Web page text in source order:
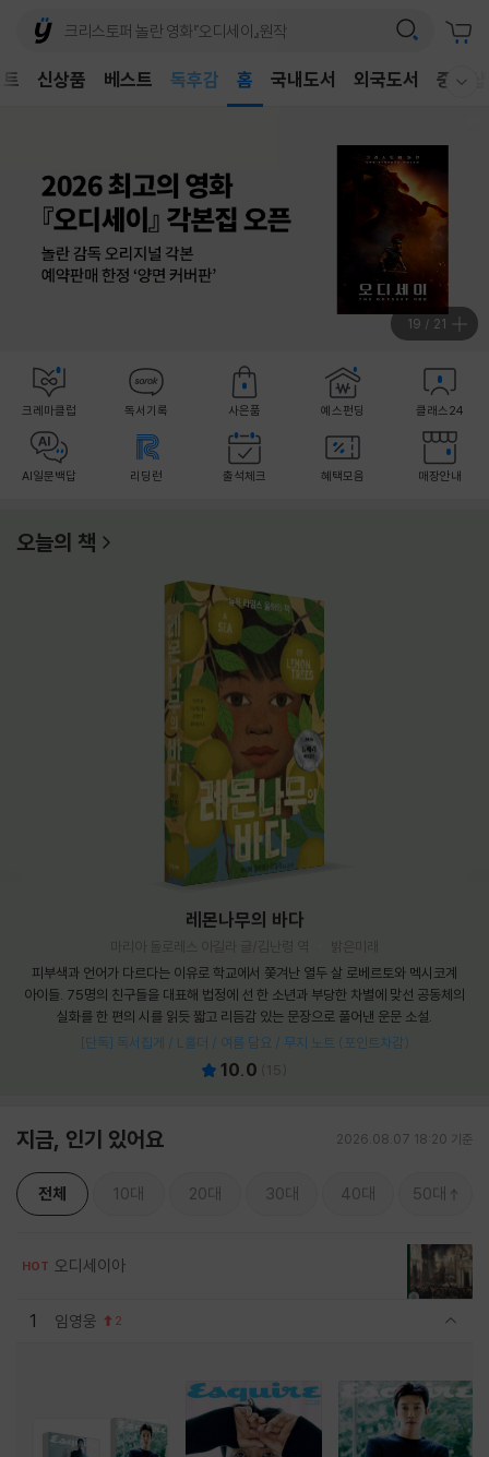
신상품 베스트
어린이
어린이
홈 국내도서 외국도서 중고샵
20 / 21
크레마클럽 독서기록 사은품 예스펀딩 클래스24
AI일문백답 리딩런 출석체크 혜택모음 매장안내
오늘의 책
레몬나무의 바다
피부색과 언어가 다르다는 이유로 학교에서 쫓겨난 열두 살 로베르토와 멕시코계
아이들. 75명의 친구들을 대표해 법정에 선 한 소년과 부당한 차별에 맞선 공동체의
실화를 한 편의 시를 읽듯 짧고 리듬감 있는 문장으로 풀어낸 운문 소설.
[단독] 독서집게 / L홀더 / 여름 담요 / 무지 노트 (포인트차감)
10.0
지금, 인기 있어요 2026.08.07 18:20 기준
전체 10대 20대 30대 40대 50대
HOT 오디세이아
1 임영웅 2